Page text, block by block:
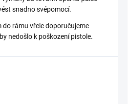
snadno svépomocí.
rámu vřele doporučujeme
nedošlo k poškození pistole.